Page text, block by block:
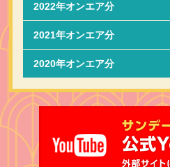
2022年オンエア分
2021年オンエア分
2020年オンエア分